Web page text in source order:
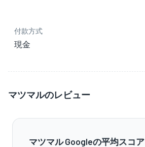
付款方式
現金
マツマルのレビュー
マツマル Googleの平均スコア